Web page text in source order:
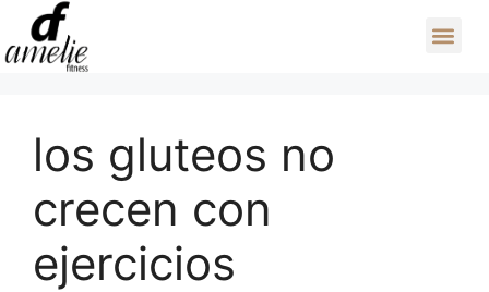
los gluteos no
crecen con
ejercicios